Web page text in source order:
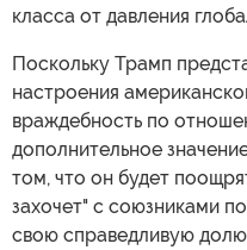
класса от давления
Поскольку Трамп
настроения
враждебность по
дополнительное
том, что он будет
захочет" с союзниками
свою справедливую